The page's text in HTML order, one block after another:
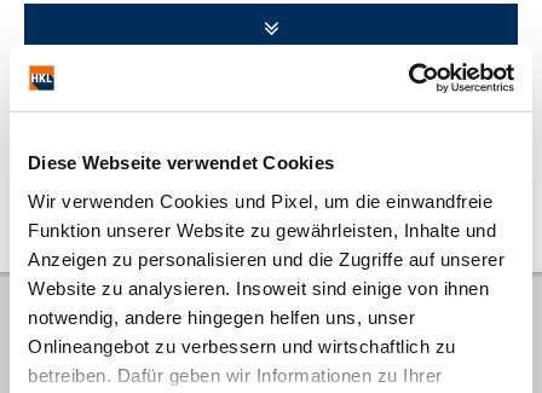
Diese Webseite verwendet Cookies
Wir verwenden Cookies und Pixel, um die einwandfreie
Funktion unserer Website zu gewährleisten, Inhalte und
Anzeigen zu personalisieren und die Zugriffe auf unserer
Website zu analysieren. Insoweit sind einige von ihnen
notwendig, andere hingegen helfen uns, unser
Onlineangebot zu verbessern und wirtschaftlich zu
betreiben. Dafür geben wir Informationen zu Ihrer
HKL Center for Used Equipment